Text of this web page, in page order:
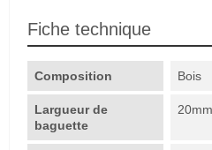
Fiche technique
Composition Bois
Largueur de
baguette
20mm